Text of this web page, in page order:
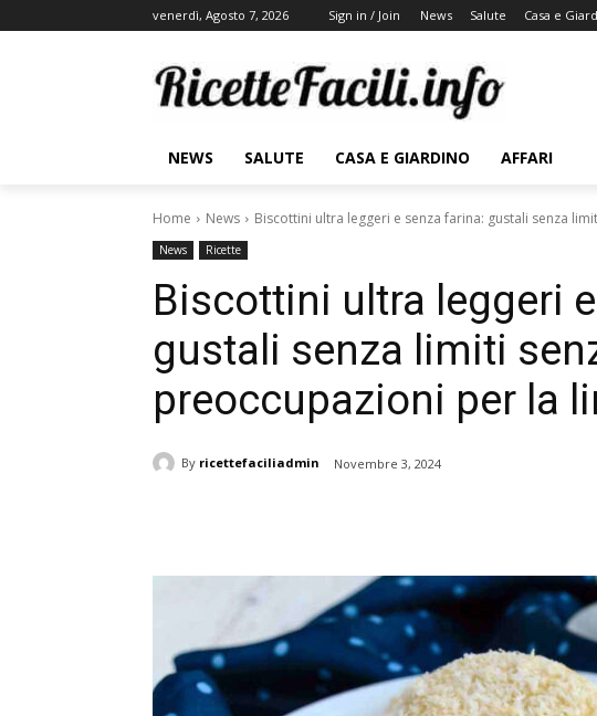
venerdì, Agosto 7, 2026 Sign in / Join News Salute Casa e
NEWS SALUTE CASA E GIARDINO AFFARI
Home News Biscottini ultra leggeri e senza farina: gustali senza
News Ricette
Biscottini ultra leggeri
gustali senza limiti
preoccupazioni per la
By ricettefaciliadmin Novembre 3, 2024